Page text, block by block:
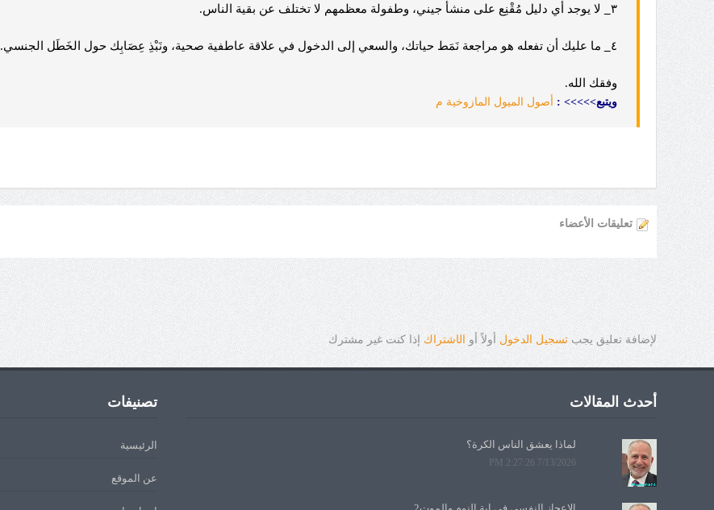
٣ لا يوجد أي دليل مُقْنِع على منشأ جيني، وطفولة معظمهم لا تختلف عن بقية الناس.
ما عليك أن تفعله هو مراجعة نَمَط حياتك، والسعي إلى الدخول في علاقة عاطفية صحية، ونَبْذِ عِصَابِك حول الخَطَل الجنسي.
وفقك الله.
ويتبع>>>>> : أصول الميول المازوخية م
تعليقات الأعضاء
لإضافة تعليق يجبتسجيل الدخولأولاً أو الاشتراك إذا كنت غير مشترك
أحدث المقالات
لماذا يعشق الناس الكرة؟
7/13/2026 2:27:26 PM
تصنيفات
الرئيسية
عن الموقع